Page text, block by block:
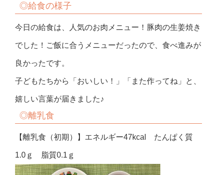
◎給食の様子
今日の給食は、人気のお肉メニュー！豚肉の生姜焼き
でした！ご飯に合うメニューだったので、食べ進みが
良かったです。
子どもたちから「おいしい！」「また作ってね」と、
嬉しい言葉が届きました♪
◎離乳食
【離乳食（初期）】エネルギー47kcal たんぱく質
1.0ｇ 脂質0.1ｇ